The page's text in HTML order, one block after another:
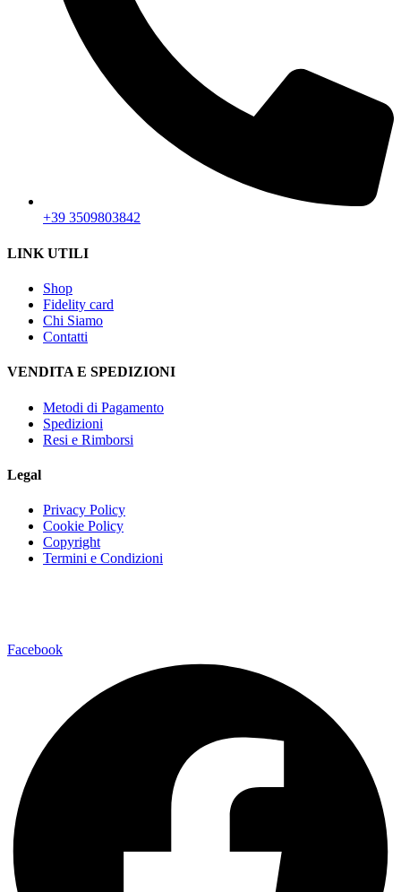
+39 3509803842
LINK UTILI
Shop
Fidelity card
Chi Siamo
Contatti
VENDITA E SPEDIZIONI
Metodi di Pagamento
Spedizioni
Resi e Rimborsi
Legal
Privacy Policy
Cookie Policy
Copyright
Termini e Condizioni
Facebook